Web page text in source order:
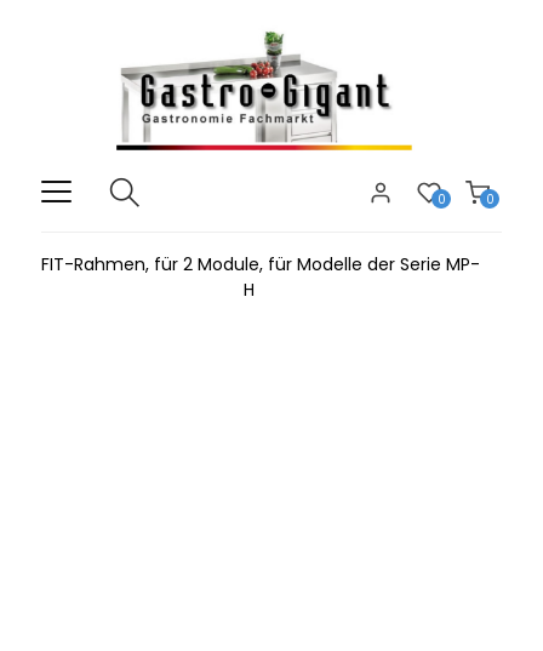
0
0
FIT-Rahmen, für 2 Module, für Modelle der Serie MP-
H